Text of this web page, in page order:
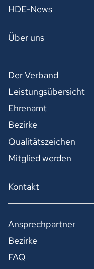
HDE-News
Über uns
Der Verband
Leistungsübersicht
Ehrenamt
Bezirke
Qualitätszeichen
Mitglied werden
Kontakt
Ansprechpartner
Bezirke
FAQ